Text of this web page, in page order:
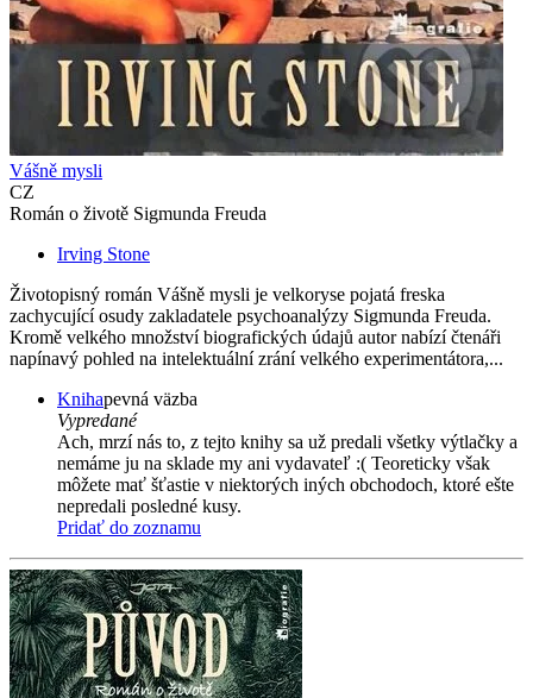
Vášně mysli
CZ
Román o životě Sigmunda Freuda
Irving Stone
Životopisný román Vášně mysli je velkoryse pojatá freska
zachycující osudy zakladatele psychoanalýzy Sigmunda Freuda.
Kromě velkého množství biografických údajů autor nabízí čtenáři
napínavý pohled na intelektuální zrání velkého experimentátora,...
Knihapevná väzba
Vypredané
Ach, mrzí nás to, z tejto knihy sa už predali všetky výtlačky a
nemáme ju na sklade my ani vydavateľ :( Teoreticky však
môžete mať šťastie v niektorých iných obchodoch, ktoré ešte
nepredali posledné kusy.
Pridať do zoznamu